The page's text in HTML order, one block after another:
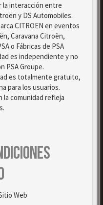
la interacción entre
y DS Automobiles.
CITROEN en eventos
Caravana Citroën,
o Fábricas de PSA
es independiente y no
PSA Groupe.
es totalmente gratuito,
para los usuarios.
la comunidad refleja
Web